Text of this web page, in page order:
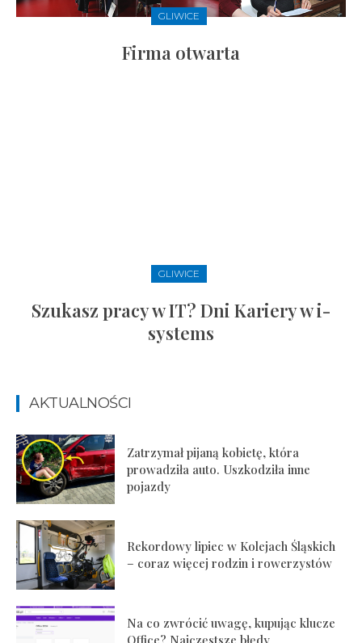
GLIWICE
Firma otwarta
GLIWICE
Szukasz pracy w IT? Dni Kariery w i-
systems
AKTUALNOŚCI
Zatrzymał pijaną kobietę, która
prowadziła auto. Uszkodziła inne
pojazdy
Rekordowy lipiec w Kolejach Śląskich
– coraz więcej rodzin i rowerzystów
Na co zwrócić uwagę, kupując klucze
Office? Najczęstsze błędy